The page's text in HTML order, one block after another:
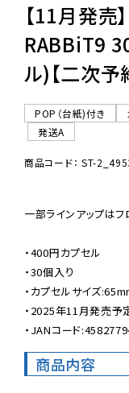
【11月発売
RABBiT9
ル)【二次予
POP（台紙)付き
発送A
商品コード： ST-
一部ラインアップは
・400円カプセル
・30個入り
・カプセルサイズ
・2025年11月発売予
・JANコード
商品内容